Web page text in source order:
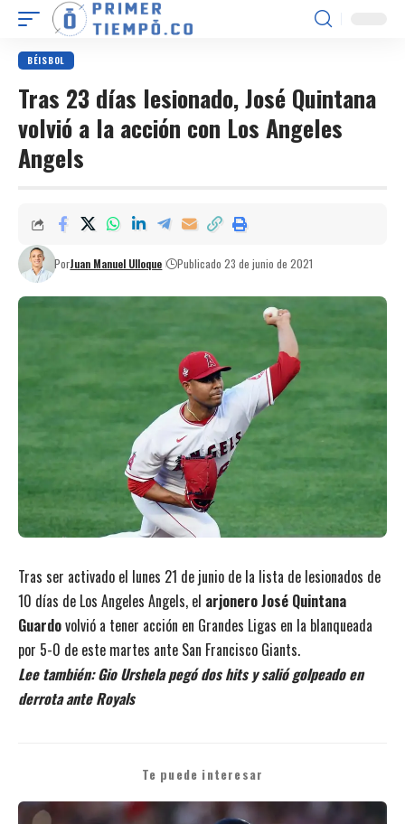
BÉISBOL
Tras 23 días lesionado, José Quintana
volvió a la acción con Los Angeles
Angels
PorJuan Manuel Ulloque Publicado 23 de junio de 2021
Tras ser activado el lunes 21 de junio de la lista de lesionados de
10 días de Los Angeles Angels, el arjonero José Quintana
Guardovolvió a tener acción en Grandes Ligas en la blanqueada
por 5-0 de este martes ante San Francisco Giants.
Lee también:Gio Urshela pegó dos hits y salió golpeado en
derrota ante Royals
Te puede interesar